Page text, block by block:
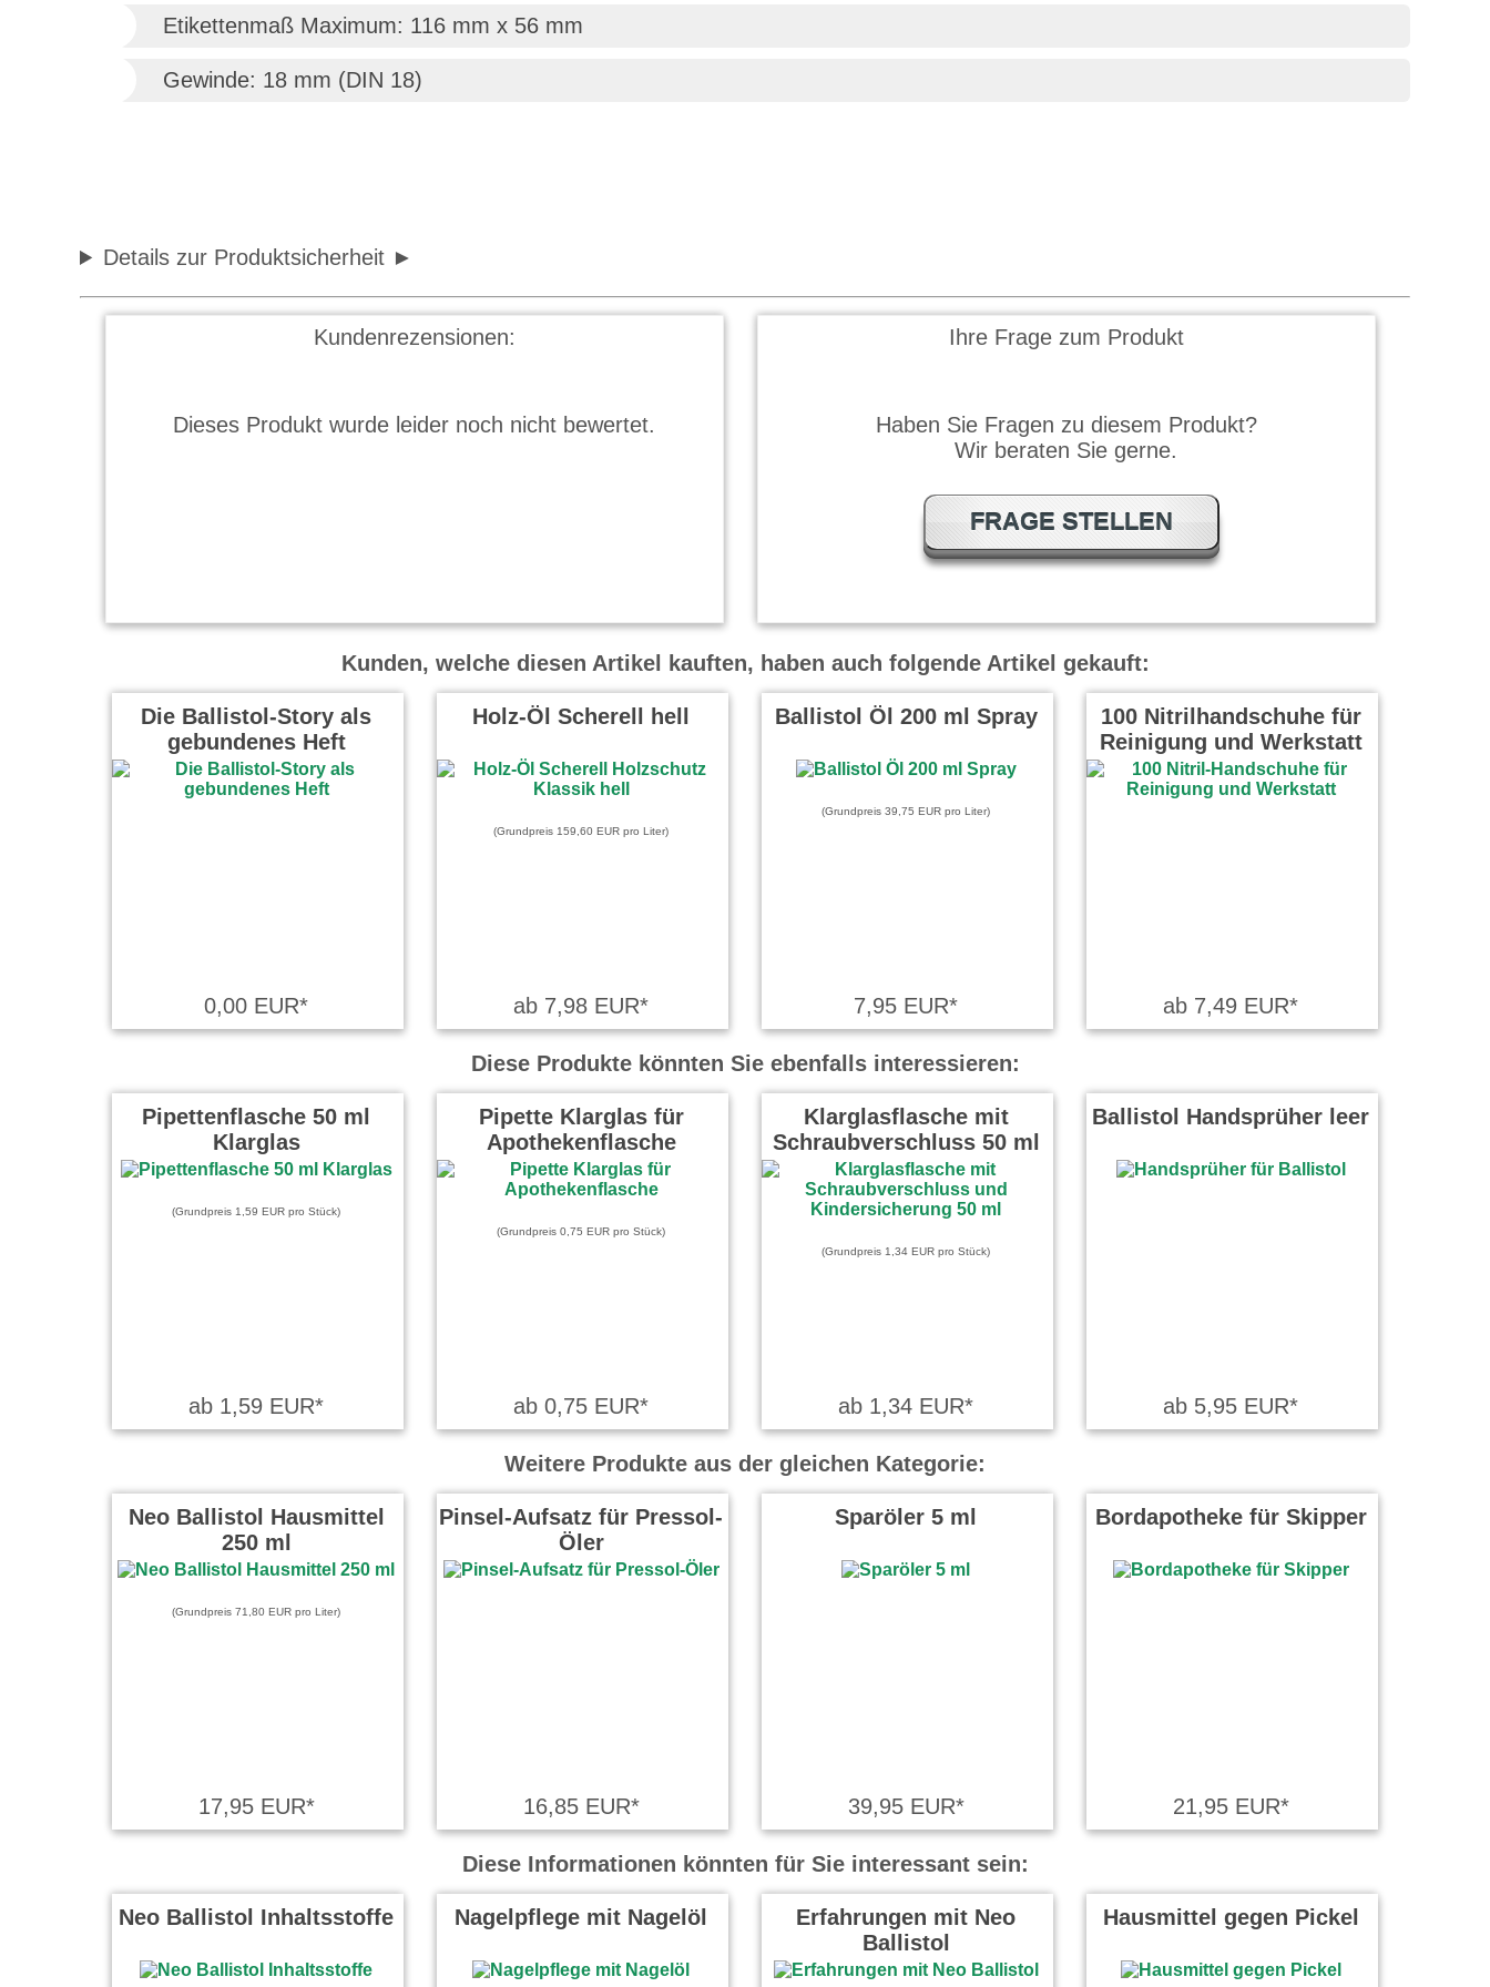
Etikettenmaß Maximum: 116 mm x 56 mm
Gewinde: 18 mm (DIN 18)
Details zur Produktsicherheit
Kundenrezensionen:
Dieses Produkt wurde leider noch nicht bewertet.
Ihre Frage zum Produkt
Haben Sie Fragen zu diesem Produkt?
Wir beraten Sie gerne.
FRAGE STELLEN
Kunden, welche diesen Artikel kauften, haben auch folgende Artikel gekauft:
Die Ballistol-Story als
gebundenes Heft
0,00 EUR*
Holz-Öl Scherell hell
(Grundpreis 159,60 EUR pro Liter)
ab 7,98 EUR*
Ballistol Öl 200 ml Spray
(Grundpreis 39,75 EUR pro Liter)
7,95 EUR*
100 Nitrilhandschuhe für
Reinigung und Werkstatt
ab 7,49 EUR*
Diese Produkte könnten Sie ebenfalls interessieren:
Pipettenflasche 50 ml
Klarglas
(Grundpreis 1,59 EUR pro Stück)
ab 1,59 EUR*
Pipette Klarglas für
Apothekenflasche
(Grundpreis 0,75 EUR pro Stück)
ab 0,75 EUR*
Klarglasflasche mit
Schraubverschluss 50 ml
(Grundpreis 1,34 EUR pro Stück)
ab 1,34 EUR*
Ballistol Handsprüher leer
ab 5,95 EUR*
Weitere Produkte aus der gleichen Kategorie:
Neo Ballistol Hausmittel
250 ml
(Grundpreis 71,80 EUR pro Liter)
17,95 EUR*
Pinsel-Aufsatz für Pressol-
Öler
16,85 EUR*
Sparöler 5 ml
39,95 EUR*
Bordapotheke für Skipper
21,95 EUR*
Diese Informationen könnten für Sie interessant sein:
Neo Ballistol Inhaltsstoffe Nagelpflege mit Nagelöl
Erfahrungen mit Neo
Ballistol
Hausmittel gegen Pickel